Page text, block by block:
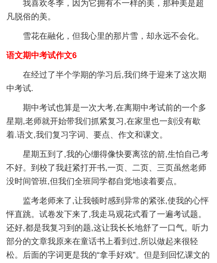
我喜欢冬季，因为它拥有不一样的美，那种美是超
凡脱俗的美。
雪花在融化，但我心里的那片雪，却永远不会化。
语文期中考试作文6
在经过了半个学期的学习后,我们终于迎来了这次期
中考试.
期中考试也算是一次大考,在离期中考试前的一个多
星期,老师就开始带我们抓紧复习,在家里也一刻没有歇
着.语文,我们复习字词、要点、作文和课文。
星期五到了,我的心绷得像快要离弦的箭,生怕自己考
不好。到校了我赶紧打开书,一页、二页、三页虽然老师
没时间管班,但我们全班同学都自觉地读着要点。
监考老师来了,让我顿时感到异常的紧张,使我的心怦
怦直跳。试卷发下来了,我走马观花式看了一遍考试题。
还好,都是我复习到的题,这让我长长地舒了一口气。听力
部分的文章我原来在童话书上看到过,所以做起来很轻
松。后面的字词更是我的“拿手好戏”。但是到回忆课文的